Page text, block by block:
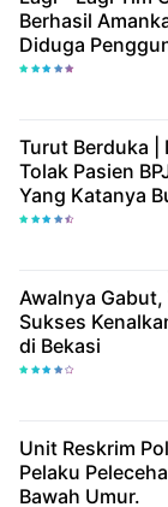
Berhasil
Diduga
Turut Berduka |
Tolak Pasien
Yang Katanya
Awalnya
Sukses
di Bekasi
Unit Reskrim
Pelaku
Bawah Umur.